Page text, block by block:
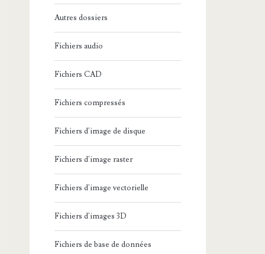
Autres dossiers
Fichiers audio
Fichiers CAD
Fichiers compressés
Fichiers d'image de disque
Fichiers d'image raster
Fichiers d'image vectorielle
Fichiers d'images 3D
Fichiers de base de données